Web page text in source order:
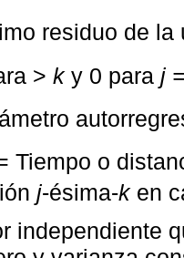
residuo de la
> ky 0 para j
Tiempo o
j-ésima-ken
independiente